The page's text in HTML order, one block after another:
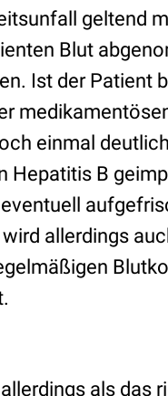
geltend
Blut
Ist der Patient
einmal
Hepatitis B
wird allerdings
als das